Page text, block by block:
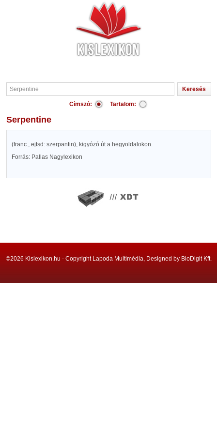
Címszó: Tartalom:
Serpentine
(franc., ejtsd: szerpantin), kigyózó út a hegyoldalokon.
Forrás: Pallas Nagylexikon
©2026 Kislexikon.hu - Copyright Lapoda Multimédia, Designed by BioDigit Kft.